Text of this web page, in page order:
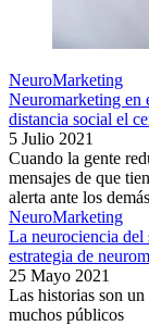
NeuroMarketing
Neuromarketing en
distancia social el
5 Julio 2021
Cuando la gente
mensajes de que
alerta ante los demás
NeuroMarketing
La neurociencia
estrategia de
25 Mayo 2021
Las historias son
muchos públicos